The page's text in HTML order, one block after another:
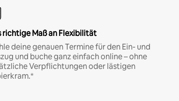
richtige Maß an Flexibilität
deine genauen Termine für den Ein- und
und buche ganz einfach online – ohne
Verpflichtungen oder lästigen